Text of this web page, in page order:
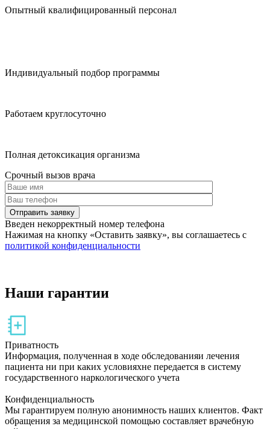
Опытный квалифицированный персонал
Индивидуальный подбор программы
Работаем круглосуточно
Полная детоксикация организма
Срочный вызов врача
Отправить заявку
Введен некорректный номер телефона
Нажимая на кнопку «Оставить заявку», вы соглашаетесь с
политикой конфиденциальности
Наши гарантии
Приватность
Информация, полученная в ходе обследованияи лечения
пациента ни при каких условияхне передается в систему
государственного наркологического учета
Конфиденциальность
Мы гарантируем полную анонимность наших клиентов. Факт
обращения за медицинской помощью составляет врачебную